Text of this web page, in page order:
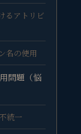
るアトリビ
名の使用
問題（悩
統一